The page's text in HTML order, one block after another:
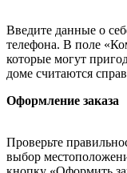
Введите данные о
телефона. В поле
которые могут
доме считаются
Оформление заказа
Проверьте
выбор